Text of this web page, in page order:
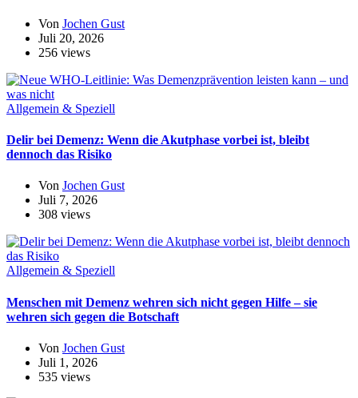
Von Jochen Gust
Juli 20, 2026
256 views
Allgemein & Speziell
Delir bei Demenz: Wenn die Akutphase vorbei ist, bleibt
dennoch das Risiko
Von Jochen Gust
Juli 7, 2026
308 views
Allgemein & Speziell
Menschen mit Demenz wehren sich nicht gegen Hilfe – sie
wehren sich gegen die Botschaft
Von Jochen Gust
Juli 1, 2026
535 views